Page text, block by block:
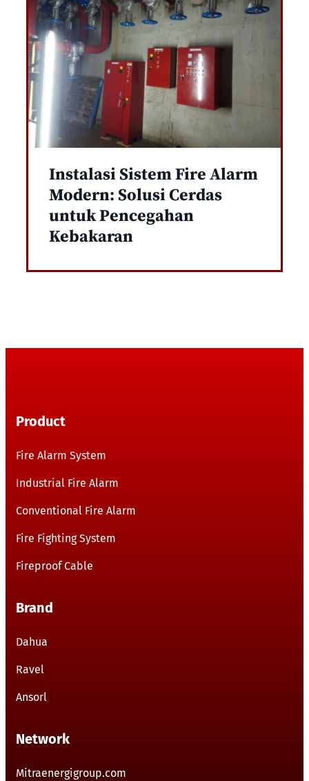
Instalasi Sistem Fire Alarm
Modern: Solusi Cerdas
untuk Pencegahan
Kebakaran
Product
Fire Alarm System
Industrial Fire Alarm
Conventional Fire Alarm
Fire Fighting System
Fireproof Cable
Brand
Dahua
Ravel
Ansorl
Network
Mitraenergigroup.com